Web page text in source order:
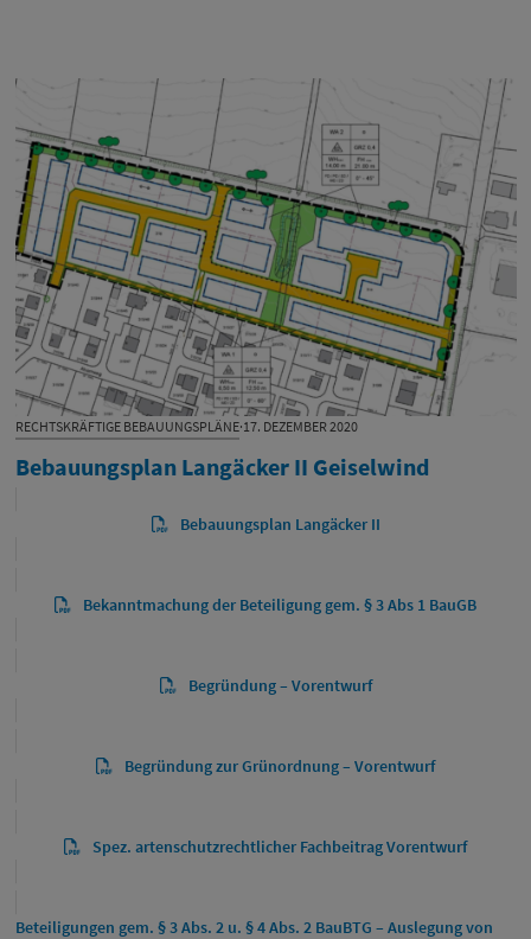
RECHTSKRÄFTIGE BEBAUUNGSPLÄNE·17. DEZEMBER 2020
Bebauungsplan Langäcker II Geiselwind
Bebauungsplan Langäcker II
Bekanntmachung der Beteiligung gem. § 3 Abs 1 BauGB
Begründung – Vorentwurf
Begründung zur Grünordnung – Vorentwurf
Spez. artenschutzrechtlicher Fachbeitrag Vorentwurf
Beteiligungen gem. § 3 Abs. 2 u. § 4 Abs. 2 BauBTG – Auslegung von